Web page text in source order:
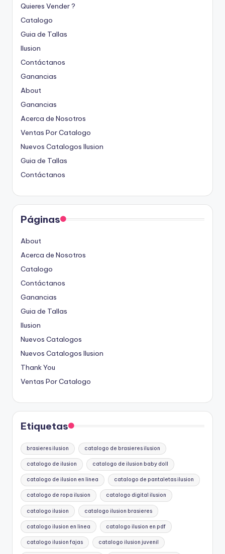
Quieres Vender ?
Catalogo
Guia de Tallas
Ilusion
Contáctanos
Ganancias
About
Ganancias
Acerca de Nosotros
Ventas Por Catalogo
Nuevos Catalogos Ilusion
Guia de Tallas
Contáctanos
Páginas
About
Acerca de Nosotros
Catalogo
Contáctanos
Ganancias
Guia de Tallas
Ilusion
Nuevos Catalogos
Nuevos Catalogos Ilusion
Thank You
Ventas Por Catalogo
Etiquetas
brasieres ilusion catalogo de brasieres ilusion
catalogo de ilusion catalogo de ilusion baby doll
catalogo de ilusion en linea catalogo de pantaletas ilusion
catalogo de ropa ilusion catalogo digital ilusion
catalogo ilusion catalogo ilusion brasieres
catalogo ilusion en linea catalogo ilusion en pdf
catalogo ilusion fajas catalogo ilusion juvenil